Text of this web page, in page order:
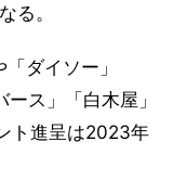
る。
ダイソー」
ス」「白木屋」
ト進呈は2023年